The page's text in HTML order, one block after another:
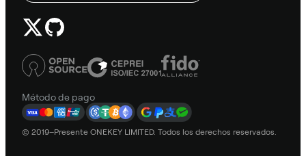
Método de pago
© 2019–Presente ONEKEY LIMITED. Todos los derechos reservados.